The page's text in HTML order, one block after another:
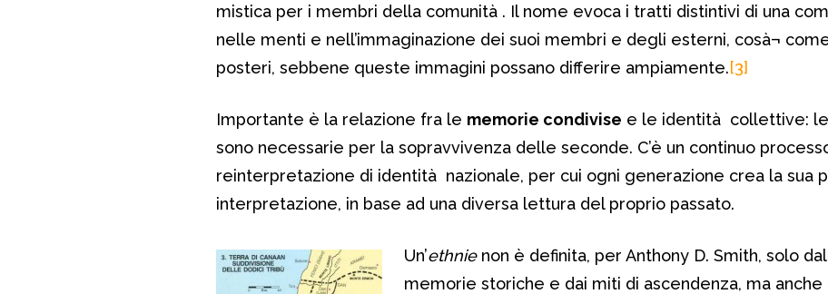
mistica per i membri della comunità . Il nome evoca i tratti distintivi di una
nelle menti e nell’immaginazione dei suoi membri e degli esterni, cosà¬
posteri, sebbene queste immagini possano differire ampiamente.[3]
Importante è la relazione fra le memorie condivise e le identità collettive:
sono necessarie per la sopravvivenza delle seconde. C’è un continuo
reinterpretazione di identità nazionale, per cui ogni generazione crea la sua
interpretazione, in base ad una diversa lettura del proprio passato.
Un’ethnienon è definita, per Anthony D. Smith, solo
memorie storiche e dai miti di ascendenza, ma anche